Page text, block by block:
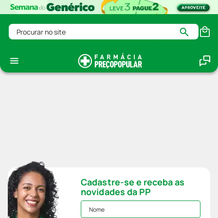
Procurar no site
Cadastre-se e receba as
novidades da PP